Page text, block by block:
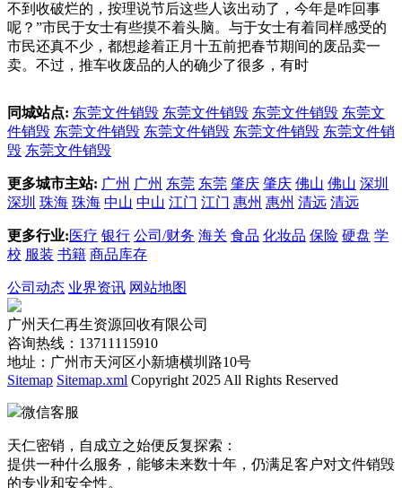
不到收破烂的，按理说节后这些人该出动了，今年是咋回事
呢？”市民于女士有些摸不着头脑。与于女士有着同样感受的
市民还真不少，都想趁着正月十五前把春节期间的废品卖一
卖。不过，推车收废品的人的确少了很多，有时
同城站点: 东莞文件销毁 东莞文件销毁 东莞文件销毁 东莞文
件销毁 东莞文件销毁 东莞文件销毁 东莞文件销毁 东莞文件销
毁 东莞文件销毁
更多城市主站: 广州 广州 东莞 东莞 肇庆 肇庆 佛山 佛山 深圳
深圳 珠海 珠海 中山 中山 江门 江门 惠州 惠州 清远 清远
更多行业:医疗 银行 公司/财务 海关 食品 化妆品 保险 硬盘 学
校 服装 书籍 商品库存
公司动态 业界资讯 网站地图
广州天仁再生资源回收有限公司
咨询热线：13711115910
地址：广州市天河区小新塘横圳路10号
Sitemap Sitemap.xml Copyright 2025 All Rights Reserved
微信客服
天仁密销，自成立之始便反复探索：
提供一种什么服务，能够未来数十年，仍满足客户对文件销毁
的专业和安全性。